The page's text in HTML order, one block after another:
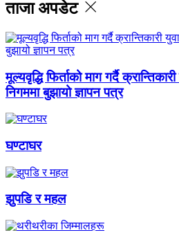
ताजा अपडेट
मूल्यवृद्धि फिर्ताको माग गर्दै
निगममा बुझायो ज्ञापन पत्र
घण्टाघर
झुपडि र महल